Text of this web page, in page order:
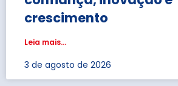
crescimento
Leia mais...
3 de agosto de 2026